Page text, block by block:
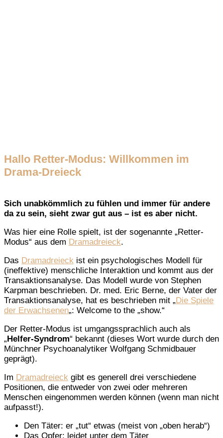
Hallo Retter-Modus: Willkommen im
Drama-Dreieck
Sich unabkömmlich zu fühlen und immer für andere
da zu sein, sieht zwar gut aus – ist es aber nicht.
Was hier eine Rolle spielt, ist der sogenannte „Retter-
Modus“ aus dem Dramadreieck.
Das Dramadreieck ist ein psychologisches Modell für
(ineffektive) menschliche Interaktion und kommt aus der
Transaktionsanalyse. Das Modell wurde von Stephen
Karpman beschrieben. Dr. med. Eric Berne, der Vater der
Transaktionsanalyse, hat es beschrieben mit „Die Spiele
der Erwachsenen„: Welcome to the „show.“
Der Retter-Modus ist umgangssprachlich auch als
„Helfer-Syndrom“ bekannt (dieses Wort wurde durch den
Münchner Psychoanalytiker Wolfgang Schmidbauer
geprägt).
Im Dramadreieck gibt es generell drei verschiedene
Positionen, die entweder von zwei oder mehreren
Menschen eingenommen werden können (wenn man nicht
aufpasst!).
Den Täter: er „tut“ etwas (meist von „oben herab“)
Das Opfer: leidet unter dem Täter